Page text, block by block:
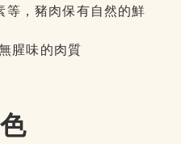
等，豬肉保有自然的鮮
腥味的肉質